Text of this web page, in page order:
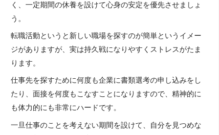
く、一定期間の休養を設けて心身の安定を優先させましょ
う。
転職活動というと新しい職場を探すのが簡単というイメー
ジがありますが、実は持久戦になりやすくストレスがたま
ります。
仕事先を探すために何度も企業に書類選考の申し込みをし
たり、面接を何度もこなすことになりますので、精神的に
も体力的にも非常にハードです。
一旦仕事のことを考えない期間を設けて、自分を見つめな